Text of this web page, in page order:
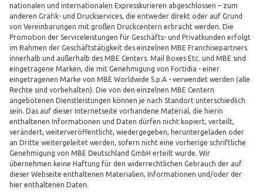
nationalen und internationalen Expresskurieren abgeschlossen – zum
anderen Grafik- und Druckservices, die entweder direkt oder auf Grund
von Vereinbarungen mit großen Druckcentern erbracht werden. Die
Promotion der Serviceleistungen für Geschäfts- und Privatkunden erfolgt
im Rahmen der Geschäftstätigkeit des einzelnen MBE Franchisepartners
innerhalb und außerhalb des MBE Centers. Mail Boxes Etc. und MBE sind
eingetragene Marken, die mit Genehmigung von Fortidia - einer
eingetragenen Marke von MBE Worldwide S.p.A - verwendet werden (alle
Rechte sind vorbehalten). Die von den einzelnen MBE Centern
angebotenen Dienstleistungen können je nach Standort unterschiedlich
sein. Das auf dieser Internetseite vorhandene Material, die hierin
enthaltenen Informationen und Daten dürfen nicht kopiert, verteilt,
verändert, weiterveröffentlicht, wiedergegeben, heruntergeladen oder
an Dritte weitergeleitet werden, sofern nicht eine vorherige schriftliche
Genehmigung von MBE Deutschland GmbH erteilt wurde. Wir
übernehmen keine Haftung für den widerrechtlichen Gebrauch der auf
dieser Webseite enthaltenen Materialien, Informationen und/oder der
hier enthaltenen Daten.